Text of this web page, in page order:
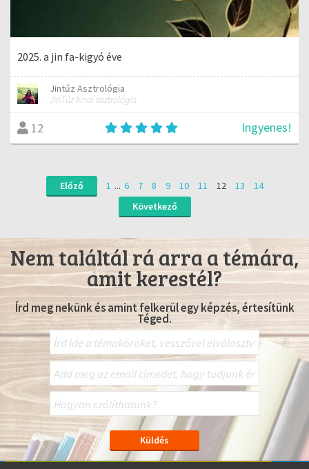
2025. a jin fa-kigyó éve
Jintűz Asztrológia
JinTűz kínai asztrológia
12 Ingyenes!
Előző 1 ... 6 7 8 9 10 11 12 13
14
Következő
Nem találtál rá arra a témára,
amit kerestél?
Írd meg nekünk és amint felkerül egy képzés, értesítünk
Téged.